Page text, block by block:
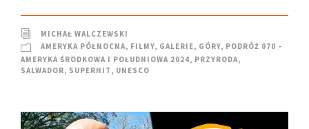
MICHAŁ WALCZEWSKI
AMERYKA PÓŁNOCNA, FILMY, GALERIE, GÓRY, PODRÓŻ 070 –
AMERYKA ŚRODKOWA I POŁUDNIOWA 2024, PRZYRODA,
SALWADOR, SUPERHIT, UNESCO